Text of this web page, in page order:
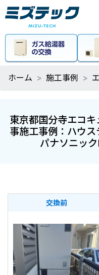
ホーム 施工事例
東京都国分寺エコ
事施工事例：ハウ
パナソニッ
交換前